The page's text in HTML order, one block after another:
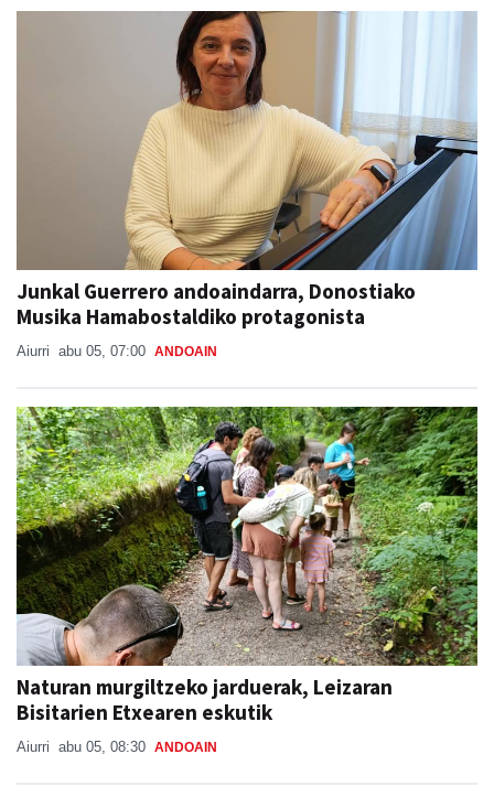
Junkal Guerrero andoaindarra, Donostiako
Musika Hamabostaldiko protagonista
Aiurri abu 05, 07:00 ANDOAIN
Naturan murgiltzeko jarduerak, Leizaran
Bisitarien Etxearen eskutik
Aiurri abu 05, 08:30 ANDOAIN